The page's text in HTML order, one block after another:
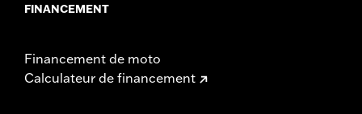
FINANCEMENT
Financement de moto
Calculateur de financement